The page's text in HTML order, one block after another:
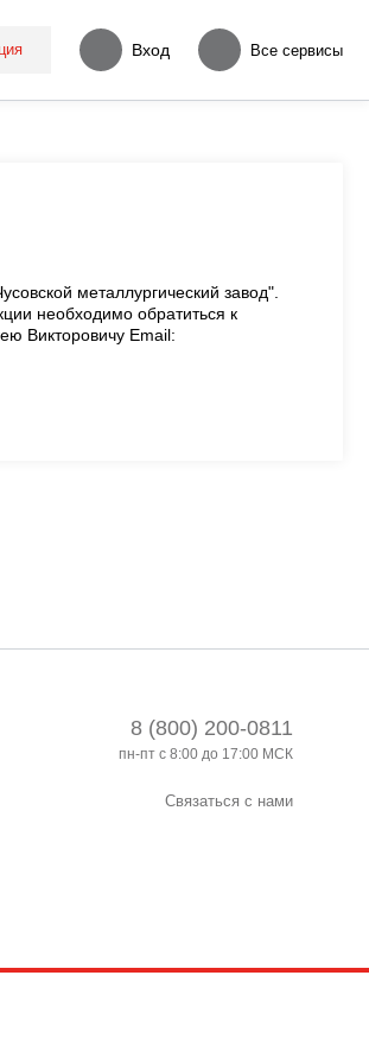
Вход Все сервисы
металлургический завод".
необходимо обратиться к
Викторовичу Email:
8 (800) 200-0811
пн-пт с 8:00 до 17:00 МСК
Связаться с нами